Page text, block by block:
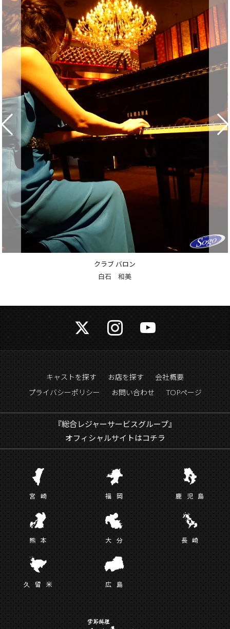
キャストを探す お店を探す
会社概要
プライバシーポリシー
お問い合わせ TOPページ
『総合レジャーサービスグループ』
オフィシャルサイトはコチラ
宮 崎 福 岡 鹿児 島
熊 本 大 分 長崎
久留 米 広 島